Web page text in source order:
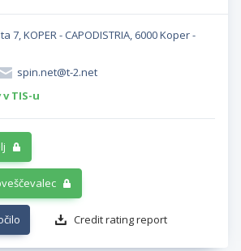
7, KOPER - CAPODISTRIA, 6000 Koper -
spin.net@t-2.net
TIS-u
Credit rating report